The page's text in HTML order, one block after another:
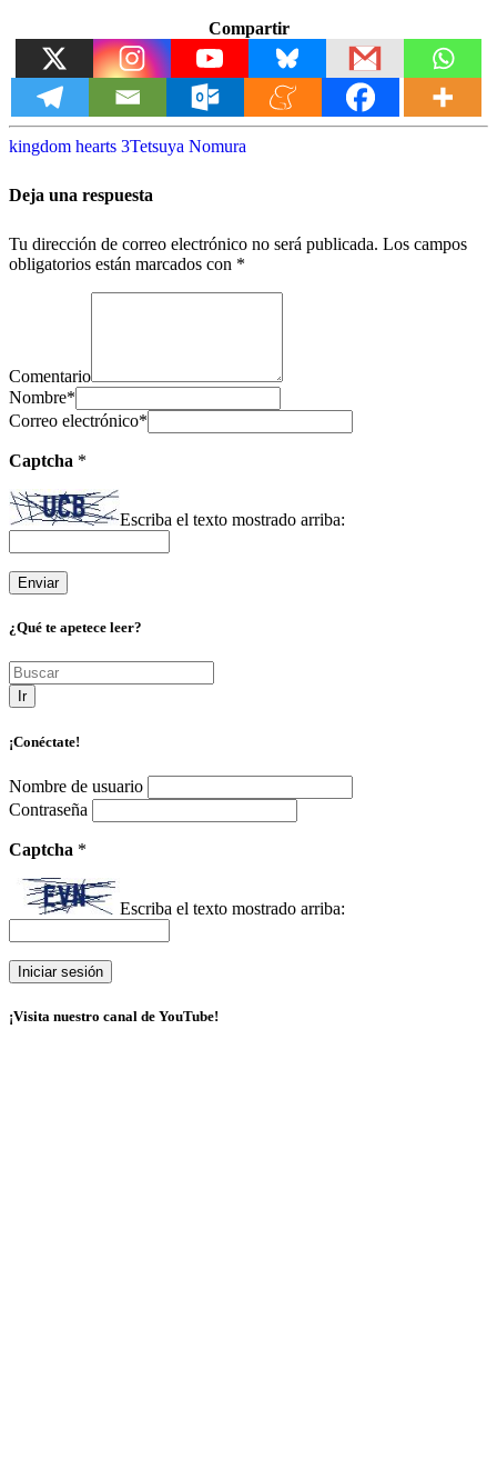
Compartir
kingdom hearts 3Tetsuya Nomura
Deja una respuesta
Tu dirección de correo electrónico no será publicada. Los campos
obligatorios están marcados con *
Comentario
Nombre*
Correo electrónico*
Captcha *
Escriba el texto mostrado arriba:
¿Qué te apetece leer?
Ir
¡Conéctate!
Nombre de usuario
Contraseña
Captcha *
Escriba el texto mostrado arriba:
¡Visita nuestro canal de YouTube!